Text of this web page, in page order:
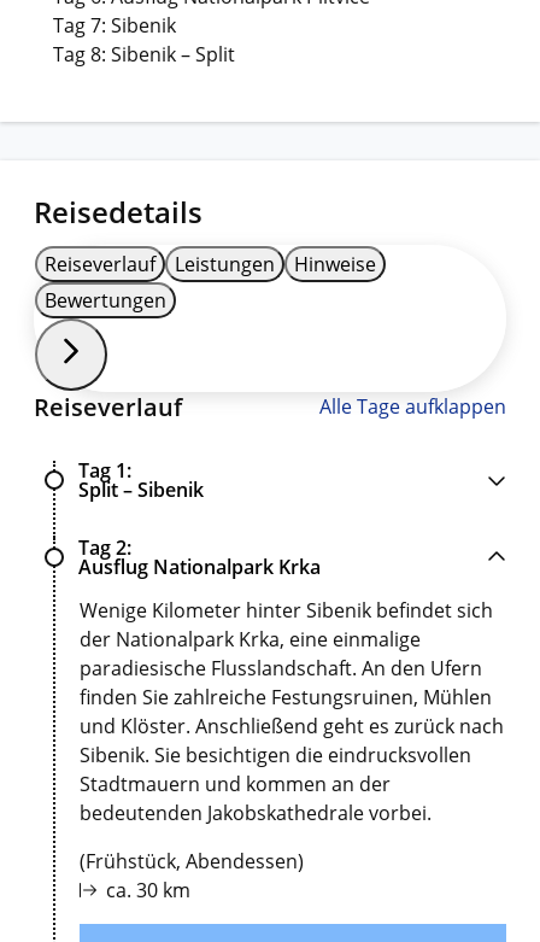
Tag 7: Sibenik
Tag 8: Sibenik – Split
Reisedetails
Reiseverlauf Leistungen
Hinweise
Bewertungen
Reiseverlauf Alle Tage aufklappen
Tag 1
Split – Sibenik
Tag 2
Ausflug Nationalpark Krka
Wenige Kilometer hinter Sibenik befindet sich
der Nationalpark Krka, eine einmalige
paradiesische Flusslandschaft. An den Ufern
finden Sie zahlreiche Festungsruinen, Mühlen
und Klöster. Anschließend geht es zurück nach
Sibenik. Sie besichtigen die eindrucksvollen
Stadtmauern und kommen an der
bedeutenden Jakobskathedrale vorbei.
(Frühstück, Abendessen)
ca. 30 km